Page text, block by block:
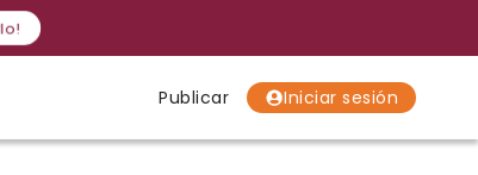
Publicar Iniciar sesión